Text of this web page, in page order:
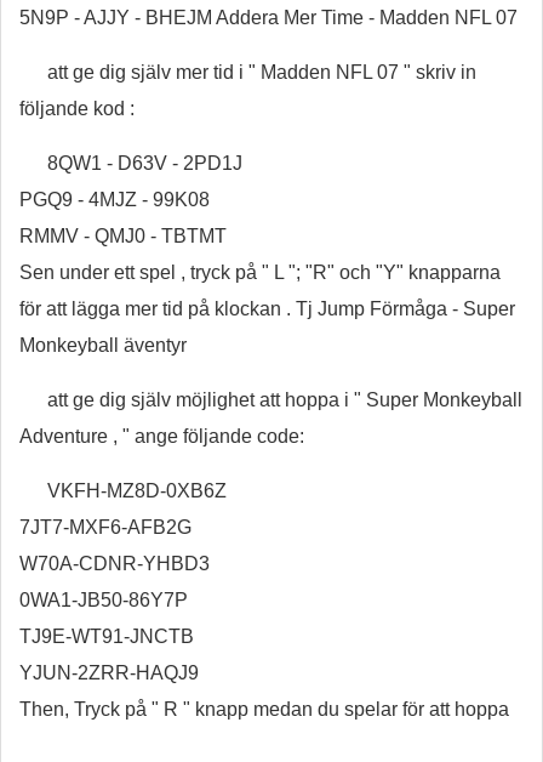
5N9P - AJJY - BHEJM Addera Mer Time - Madden NFL 07
att ge dig själv mer tid i " Madden NFL 07 " skriv in
följande kod :
8QW1 - D63V - 2PD1J
PGQ9 - 4MJZ - 99K08
RMMV - QMJ0 - TBTMT
Sen under ett spel , tryck på " L "; "R" och "Y" knapparna
för att lägga mer tid på klockan . Tj Jump Förmåga - Super
Monkeyball äventyr
att ge dig själv möjlighet att hoppa i " Super Monkeyball
Adventure , " ange följande code:
VKFH-MZ8D-0XB6Z
7JT7-MXF6-AFB2G
W70A-CDNR-YHBD3
0WA1-JB50-86Y7P
TJ9E-WT91-JNCTB
YJUN-2ZRR-HAQJ9
Then, Tryck på " R " knapp medan du spelar för att hoppa